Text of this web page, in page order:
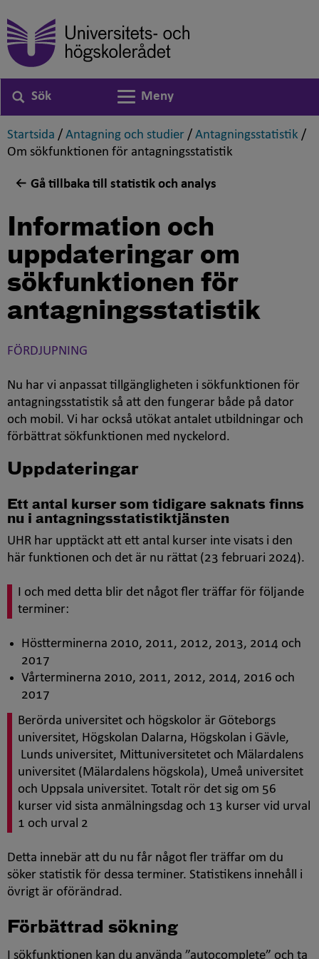
Sök
Växla navigering
Meny
Startsida ,
/ Antagning och studier ,
/ Antagningsstatistik ,
/
Om sökfunktionen för antagningsstatistik
Gå tillbaka till statistik och analys
Information och
uppdateringar om
sökfunktionen för
antagningsstatistik
FÖRDJUPNING
Nu har vi anpassat tillgängligheten i sökfunktionen för
antagningsstatistik så att den fungerar både på dator
och mobil. Vi har också utökat antalet utbildningar och
förbättrat sökfunktionen med nyckelord.
Uppdateringar
Ett antal kurser som tidigare saknats finns
nu i antagningsstatistiktjänsten
UHR har upptäckt att ett antal kurser inte visats i den
här funktionen och det är nu rättat (23 februari 2024).
I och med detta blir det något fler träffar för följande
terminer:
Höstterminerna 2010, 2011, 2012, 2013, 2014 och
2017
Vårterminerna 2010, 2011, 2012, 2014, 2016 och
2017
Berörda universitet och högskolor är Göteborgs
universitet, Högskolan Dalarna, Högskolan i Gävle,
Lunds universitet, Mittuniversitetet och Mälardalens
universitet (Mälardalens högskola), Umeå universitet
och Uppsala universitet. Totalt rör det sig om 56
kurser vid sista anmälningsdag och 13 kurser vid urval
1 och urval 2
Detta innebär att du nu får något fler träffar om du
söker statistik för dessa terminer. Statistikens innehåll i
övrigt är oförändrad.
Förbättrad sökning
I sökfunktionen kan du använda ”autocomplete” och ta